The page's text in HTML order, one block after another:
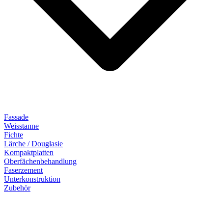
Fassade
Weisstanne
Fichte
Lärche / Douglasie
Kompaktplatten
Oberfächenbehandlung
Faserzement
Unterkonstruktion
Zubehör